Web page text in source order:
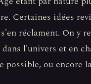
Certaines idées
réclament. On y
l'univers et en
possible, ou encore